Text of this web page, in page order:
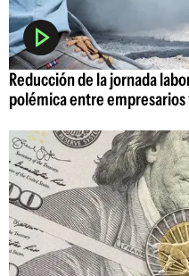
Reducción de la jornada
polémica entre empresarios